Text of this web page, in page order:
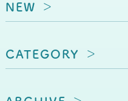
NEW
CATEGORY